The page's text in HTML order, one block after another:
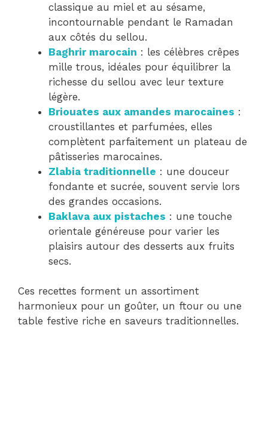
classique au miel et au sésame,
incontournable pendant le Ramadan
aux côtés du sellou.
Baghrir marocain : les célèbres crêpes
mille trous, idéales pour équilibrer la
richesse du sellou avec leur texture
légère.
Briouates aux amandes marocaines :
croustillantes et parfumées, elles
complètent parfaitement un plateau de
pâtisseries marocaines.
Zlabia traditionnelle : une douceur
fondante et sucrée, souvent servie lors
des grandes occasions.
Baklava aux pistaches : une touche
orientale généreuse pour varier les
plaisirs autour des desserts aux fruits
secs.
Ces recettes forment un assortiment
harmonieux pour un goûter, un ftour ou une
table festive riche en saveurs traditionnelles.